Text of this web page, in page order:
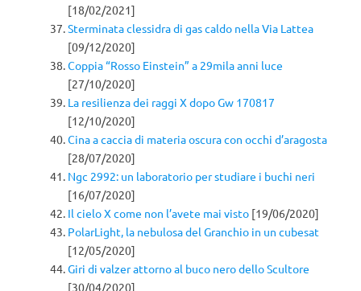
[18/02/2021]
Sterminata clessidra di gas caldo nella Via Lattea
[09/12/2020]
Coppia “Rosso Einstein” a 29mila anni luce
[27/10/2020]
La resilienza dei raggi X dopo Gw 170817
[12/10/2020]
Cina a caccia di materia oscura con occhi d’aragosta
[28/07/2020]
Ngc 2992: un laboratorio per studiare i buchi neri
[16/07/2020]
Il cielo X come non l’avete mai visto [19/06/2020]
PolarLight, la nebulosa del Granchio in un cubesat
[12/05/2020]
Giri di valzer attorno al buco nero dello Scultore
[30/04/2020]